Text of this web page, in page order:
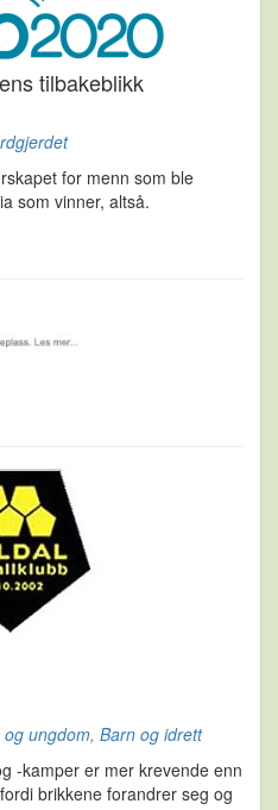
tilbakeblikk
for menn som ble
som vinner, altså.
og ungdom, Barn og idrett
-kamper er mer krevende enn
brikkene forandrer seg og